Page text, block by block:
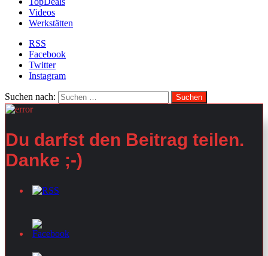
Videos
Werkstätten
RSS
Facebook
Twitter
Instagram
Suchen nach:
Du darfst den Beitrag teilen.
Danke ;-)